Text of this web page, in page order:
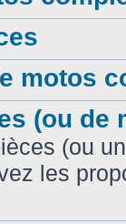
motos
(ou de
(ou
les